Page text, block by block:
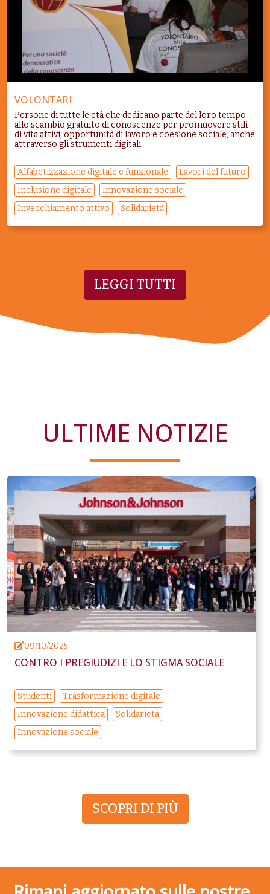
VOLONTARI
Persone di tutte le età che dedicano parte del loro tempo
allo scambio gratuito di conoscenze per promuovere stili
di vita attivi, opportunità di lavoro e coesione sociale, anche
attraverso gli strumenti digitali.
Alfabetizzazione digitale e funzionale
Lavori del futuro
Inclusione digitale
Innovazione sociale
Invecchiamento attivo
Solidarietà
LEGGI TUTTI
ULTIME NOTIZIE
09/10/2025
CONTRO I PREGIUDIZI E LO STIGMA SOCIALE
Studenti
Trasformazione digitale
Innovazione didattica
Solidarietà
Innovazione sociale
SCOPRI DI PIÙ